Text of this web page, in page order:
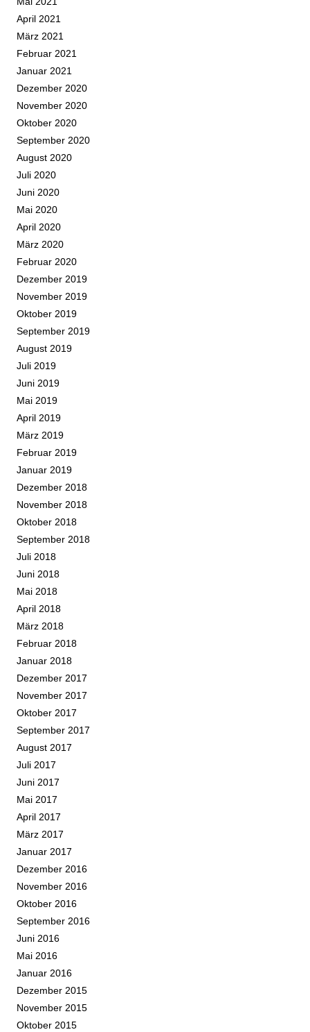
April 2021
März 2021
Februar 2021
Januar 2021
Dezember 2020
November 2020
Oktober 2020
September 2020
August 2020
Juli 2020
Juni 2020
Mai 2020
April 2020
März 2020
Februar 2020
Dezember 2019
November 2019
Oktober 2019
September 2019
August 2019
Juli 2019
Juni 2019
Mai 2019
April 2019
März 2019
Februar 2019
Januar 2019
Dezember 2018
November 2018
Oktober 2018
September 2018
Juli 2018
Juni 2018
Mai 2018
April 2018
März 2018
Februar 2018
Januar 2018
Dezember 2017
November 2017
Oktober 2017
September 2017
August 2017
Juli 2017
Juni 2017
Mai 2017
April 2017
März 2017
Januar 2017
Dezember 2016
November 2016
Oktober 2016
September 2016
Juni 2016
Mai 2016
Januar 2016
Dezember 2015
November 2015
Oktober 2015